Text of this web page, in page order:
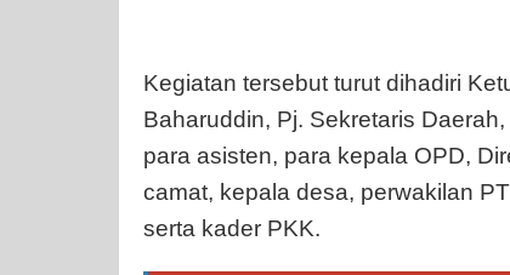
Kegiatan tersebut turut dihadiri
Baharuddin, Pj. Sekretaris
para asisten, para kepala OPD,
camat, kepala desa, perwakilan
serta kader PKK.